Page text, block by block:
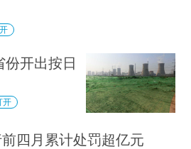
开出按日
开
四月累计处罚超亿元